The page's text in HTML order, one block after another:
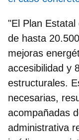
"El Plan
de hasta
mejoras
accesibilidad y
estructurales.
necesarias,
acompañadas
administrativa